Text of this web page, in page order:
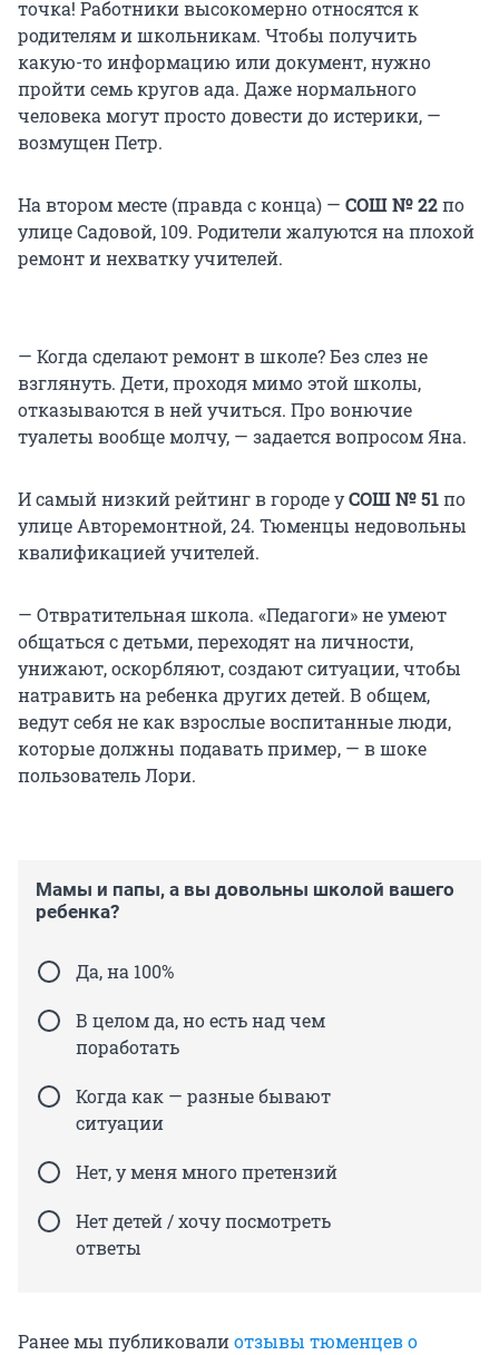
точка! Работники высокомерно относятся к
родителям и школьникам. Чтобы получить
какую-то информацию или документ, нужно
пройти семь кругов ада. Даже нормального
человека могут просто довести до истерики, —
возмущен Петр.
На втором месте (правда с конца) — СОШ № 22по
улице Садовой, 109. Родители жалуются на плохой
ремонт и нехватку учителей.
— Когда сделают ремонт в школе? Без слез не
взглянуть. Дети, проходя мимо этой школы,
отказываются в ней учиться. Про вонючие
туалеты вообще молчу, — задается вопросом Яна.
И самый низкий рейтинг в городе уСОШ № 51по
улице Авторемонтной, 24. Тюменцы недовольны
квалификацией учителей.
— Отвратительная школа. «Педагоги» не умеют
общаться с детьми, переходят на личности,
унижают, оскорбляют, создают ситуации, чтобы
натравить на ребенка других детей. В общем,
ведут себя не как взрослые воспитанные люди,
которые должны подавать пример, — в шоке
пользователь Лори.
Мамы и папы, а вы довольны школой вашего
ребенка?
Да, на 100%
В целом да, но есть над чем
поработать
Когда как — разные бывают
ситуации
Нет, у меня много претензий
Нет детей / хочу посмотреть
ответы
Ранее мы публиковалиотзывы тюменцев о